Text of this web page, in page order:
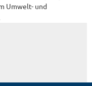
Umwelt- und